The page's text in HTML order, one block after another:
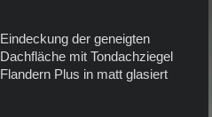
Eindeckung der geneigten
Dachfläche mit Tondachziegel
Flandern Plus in matt glasiert